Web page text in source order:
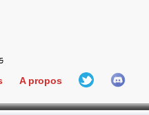
A propos
L'équipe